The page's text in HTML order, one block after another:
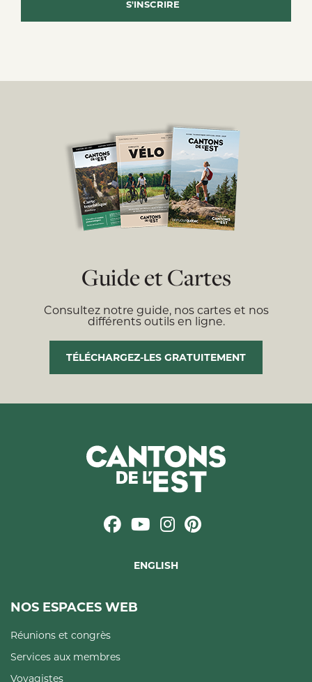
Guide et Cartes
Consultez notre guide, nos cartes et nos
différents outils en ligne.
TÉLÉCHARGEZ-LES GRATUITEMENT
ENGLISH
NOS ESPACES WEB
Réunions et congrès
Services aux membres
Voyagistes